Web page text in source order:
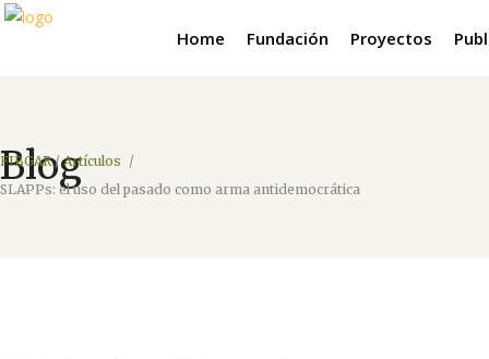
Home Fundación Proyectos
Blog
FIBGAR/Artículos /
SLAPPs: el uso del pasado como arma antidemocrática